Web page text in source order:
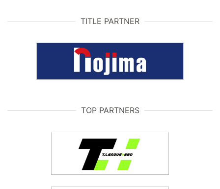
TITLE PARTNER
TOP PARTNERS